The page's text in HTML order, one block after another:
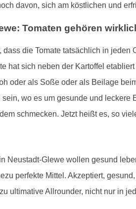
davon, sich am köstlichen und
Tomaten gehören
dass die Tomate tatsächlich in
hat sich neben der Kartoffel
oder als Soße oder als Beilage
sein, wo es um gesunde und
schmecken. Jetzt heißt es, so
Neustadt-Glewe wollen gesund
perfekte Mittel. Akzeptiert,
ultimative Allrounder, nicht nur in